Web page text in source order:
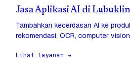
Jasa Aplikasi AI di
Tambahkan kecerdasan AI ke
rekomendasi, OCR, computer
Lihat layanan →